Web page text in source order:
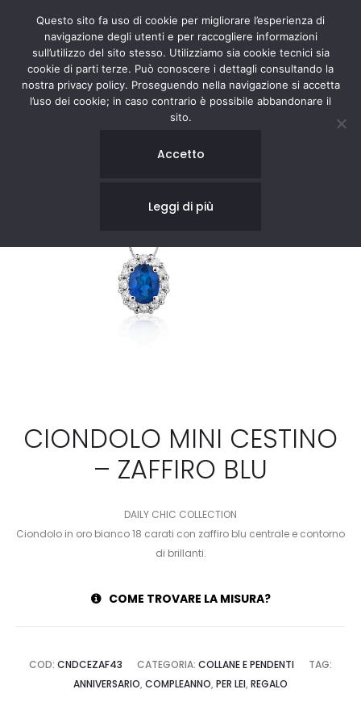
CIONDOLO MINI CESTINO
– ZAFFIRO BLU
DAILY CHIC COLLECTION
Ciondolo in oro bianco 18 carati con zaffiro blu centrale e contorno
di brillanti.
COME TROVARE LA MISURA?
COD: CNDCEZAF43 CATEGORIA: COLLANE E PENDENTI
TAG:
ANNIVERSARIO, COMPLEANNO, PER LEI, REGALO
Questo sito fa uso di cookie per migliorare l’esperienza di
navigazione degli utenti e per raccogliere informazioni
sull’utilizzo del sito stesso. Utilizziamo sia cookie tecnici sia
cookie di parti terze. Può conoscere i dettagli consultando la
nostra privacy policy. Proseguendo nella navigazione si accetta
l’uso dei cookie; in caso contrario è possibile abbandonare il
sito.
Accetto
Leggi di più